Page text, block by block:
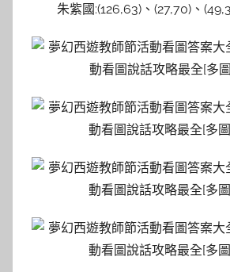
朱紫國:(126,63)、(27,70)、